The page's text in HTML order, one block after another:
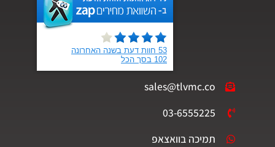
sales@tlvmc.co
03-6555225
תמיכה בוואצאפ